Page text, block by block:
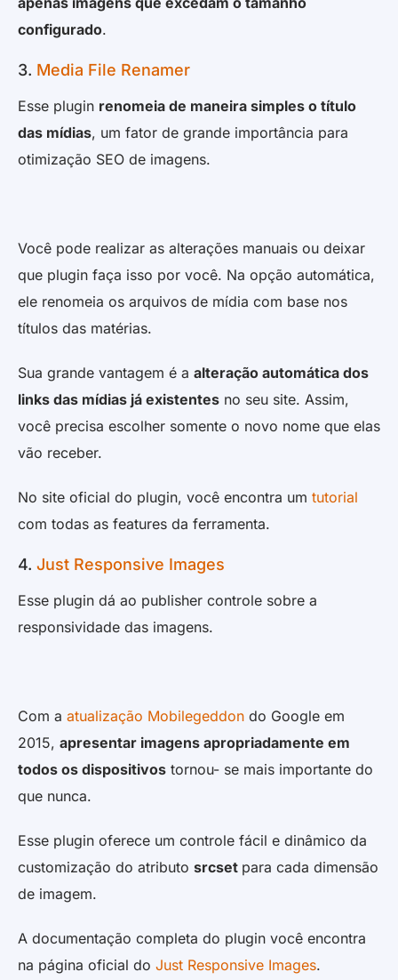
configurado.
3. Media File Renamer
Esse plugin renomeia de maneira simples o título
das mídias, um fator de grande importância para
otimização SEO de imagens.
Você pode realizar as alterações manuais ou deixar
que plugin faça isso por você. Na opção automática,
ele renomeia os arquivos de mídia com base nos
títulos das matérias.
Sua grande vantagem é a alteração automática dos
links das mídias já existentes no seu site. Assim,
você precisa escolher somente o novo nome que elas
vão receber.
No site oficial do plugin, você encontra um tutorial
com todas as features da ferramenta.
4. Just Responsive Images
Esse plugin dá ao publisher controle sobre a
responsividade das imagens.
Com a atualização Mobilegeddon do Google em
2015, apresentar imagens apropriadamente em
todos os dispositivos tornou- se mais importante do
que nunca.
Esse plugin oferece um controle fácil e dinâmico da
customização do atributo srcset para cada dimensão
de imagem.
A documentação completa do plugin você encontra
na página oficial do Just Responsive Images.